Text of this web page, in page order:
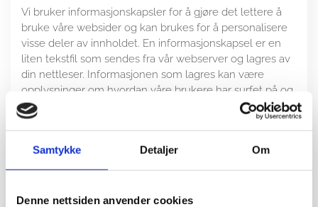
Samtykke Detaljer Om
Denne nettsiden anvender cookies
Vi bruker informasjonskapsler for å gjøre det lettere å
bruke våre websider og kan brukes for å personalisere
visse deler av innholdet. En informasjonskapsel er en
liten tekstfil som sendes fra vår webserver og lagres av
din nettleser. Informasjonen som lagres kan være
opplysninger om hvordan våre brukere har surfet på og
anvendt våre nettsider, og om hvilken nettleser de har
brukt.
Vi anvender statistikk om brukere og
trafikk/trafikkleverandører i aggregert form. Statistikken
er anonymt. IP-adresser lagres ikke i vår database der vi